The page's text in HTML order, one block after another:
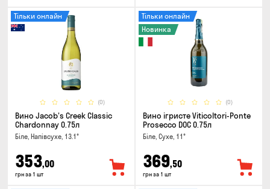
(0)
Тільки онлайн
Вино Jacob's Creek Classic
Chardonnay 0.75л
Біле, Напівсухе, 13.1°
353,00
грн за 1 шт
(0)
Тільки онлайн
Новинка
Вино ігристе Viticoltori-Ponte
Prosecco DOC 0.75л
Біле, Сухе, 11°
369,50
грн за 1 шт